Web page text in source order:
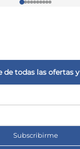
de todas las ofertas y
Subscribirme